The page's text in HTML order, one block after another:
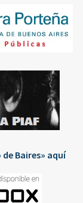
Baires» aquí